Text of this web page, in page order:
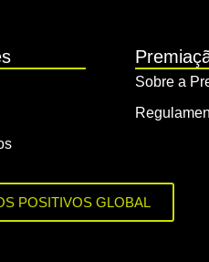
Sobre a
POSITIVOS GLOBAL